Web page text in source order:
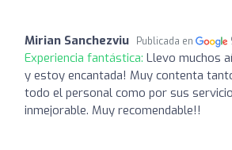
Mirian Sanchezviu Publicada en
Experiencia fantástica: Llevo muchos
y estoy encantada! Muy contenta
todo el personal como por sus
inmejorable. Muy recomendable!!